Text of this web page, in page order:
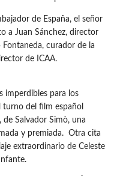
de España, el señor
a Juan Sánchez, director
curador de la
de ICAA.
imperdibles para los
turno del film español
de Salvador Simò, una
y premiada. Otra cita
extraordinario de Celeste